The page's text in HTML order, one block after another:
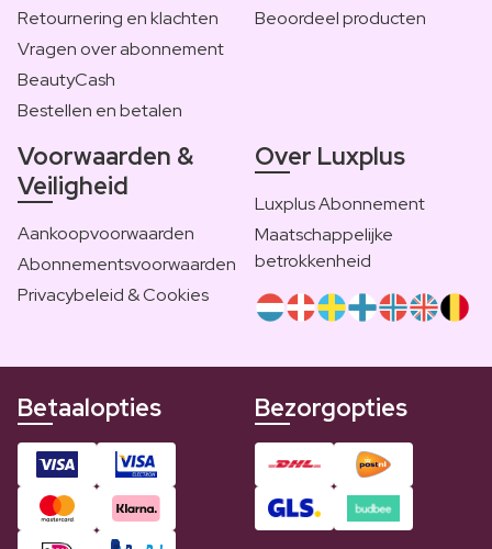
Retournering en klachten
Vragen over abonnement
BeautyCash
Bestellen en betalen
Beoordeel producten
Voorwaarden &
Veiligheid
Aankoopvoorwaarden
Abonnementsvoorwaarden
Privacybeleid & Cookies
Over Luxplus
Luxplus Abonnement
Maatschappelijke
betrokkenheid
Betaalopties Bezorgopties